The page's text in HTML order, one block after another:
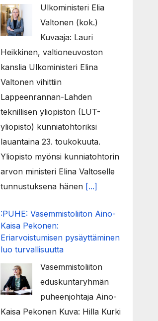
Ulkoministeri Elia
Valtonen (kok.)
Kuvaaja: Lauri
Heikkinen, valtioneuvoston
kanslia Ulkoministeri Elina
Valtonen vihittiin
Lappeenrannan-Lahden
teknillisen yliopiston (LUT-
yliopisto) kunniatohtoriksi
lauantaina 23. toukokuuta.
Yliopisto myönsi kunniatohtorin
arvon ministeri Elina Valtoselle
tunnustuksena hänen [...]
:PUHE: Vasemmistoliiton Aino-
Kaisa Pekonen:
Eriarvoistumisen pysäyttäminen
luo turvallisuutta
Vasemmistoliiton
eduskuntaryhmän
puheenjohtaja Aino-
Kaisa Pekonen Kuva: Hilla Kurki